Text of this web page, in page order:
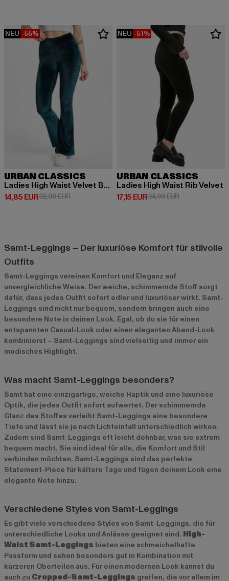
NEU -55%
URBAN CLASSICS
Ladies High Waist Velvet Boot Cut
14,85 EUR
Derzeitiger Preis: 14,85 EUR
32,99 EURAktionspreis: 32,99 EUR
NEU -51%
URBAN CLASSICS
Ladies High Waist Rib Velvet
17,15 EUR
Derzeitiger Preis: 17,15 EUR
34,99 EURAktionspreis:
Samt-Leggings – Der luxuriöse Komfort für stilvolle
Outfits
Samt-Leggings vereinen Komfort und Eleganz auf
unvergleichliche Weise. Der weiche, schimmernde Stoff sorgt
dafür, dass jedes Outfit sofort edler und luxuriöser wirkt. Samt-
Leggings sind nicht nur bequem, sondern bringen auch eine
besondere Note in deinen Look. Egal, ob du sie für einen
entspannten Casual-Look oder einen eleganten Abend-Look
kombinierst – Samt-Leggings sind vielseitig und immer ein
modisches Highlight.
Was macht Samt-Leggings besonders?
Samt hat eine einzigartige, weiche Haptik und eine luxuriöse
Optik, die jedes Outfit sofort aufwertet. Der schimmernde
Glanz des Stoffes verleiht Samt-Leggings eine besondere
Tiefe und lässt sie je nach Lichteinfall unterschiedlich wirken.
Zudem sind Samt-Leggings oft leicht dehnbar, was sie extrem
bequem macht. Sie sind ideal für alle, die Komfort und Stil
verbinden möchten. Samt-Leggings sind das perfekte
Statement-Piece für kältere Tage und fügen deinem Look eine
elegante Note hinzu.
Verschiedene Styles von Samt-Leggings
Es gibt viele verschiedene Styles von Samt-Leggings, die für
unterschiedliche Looks und Anlässe geeignet sind. High-
Waist Samt-Leggings bieten eine schmeichelhafte
Passform und sehen besonders gut in Kombination mit
kürzeren Oberteilen aus. Für einen modernen Look kannst du
auch zu Cropped-Samt-Leggings greifen, die vor allem im